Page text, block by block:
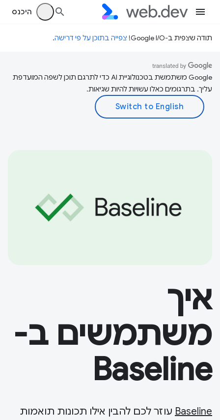
היכנס
תודה שצפית ב-Google I/O! צפייה בתוכן על פי דרישה.
‫Google משתמשת בטכנולוגיית AI כדי לתרגם תוכן לשפה המועדפת
עליך. בתרגומים כאלו עשויות להיות שגיאות.
איך
משתמשים ב-
Baseline
Baseline עוזר לכם להבין אילו תכונות תואמות